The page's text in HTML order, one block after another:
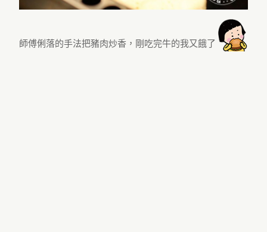
師傅俐落的手法把豬肉炒香，剛吃完牛的我又餓了